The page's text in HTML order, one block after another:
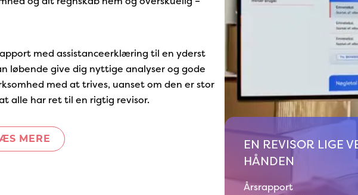
med assistanceerklæring til en yderst
løbende give dig nyttige analyser og gode
med at trives, uanset om den er stor
alle har ret til en rigtig revisor.
MERE
EN REVISOR LIGE
HÅNDEN
Årsrapport